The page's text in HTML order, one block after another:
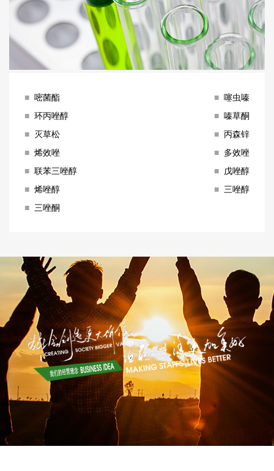
■ 嘧菌酯 ■ 噻虫嗪
■ 环丙唑醇 ■ 嗪草酮
■ 灭草松 ■ 丙森锌
■ 烯效唑 ■ 多效唑
■ 联苯三唑醇 ■
戊唑醇
■ 烯唑醇 ■ 三唑醇
■ 三唑酮